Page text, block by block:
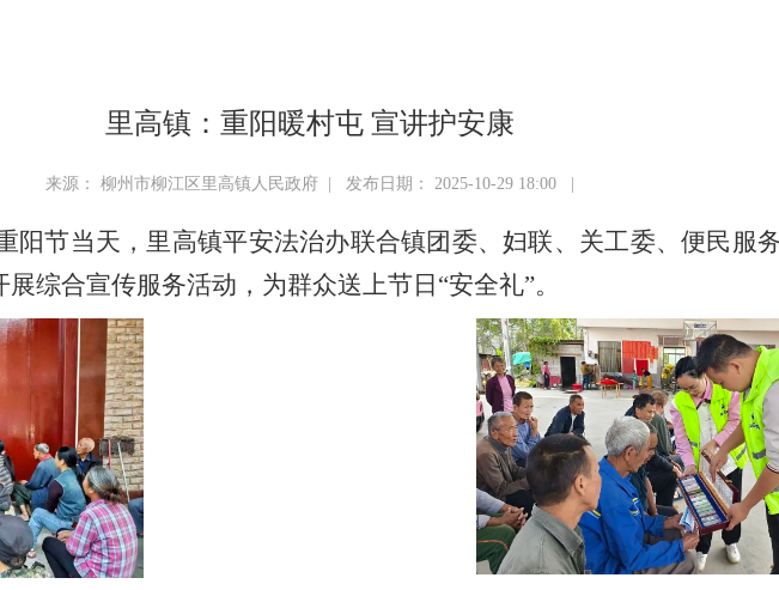
里高镇：重阳暖村屯 宣讲护安康
来源： 柳州市柳江区里高镇人民政府 | 发布日期： 2025-10-29 18:00 |
阳节当天，里高镇平安法治办联合镇团委、妇联、关工委、便民服
综合宣传服务活动，为群众送上节日“安全礼”。